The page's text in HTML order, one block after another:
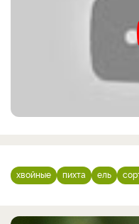
хвойные пихта ель